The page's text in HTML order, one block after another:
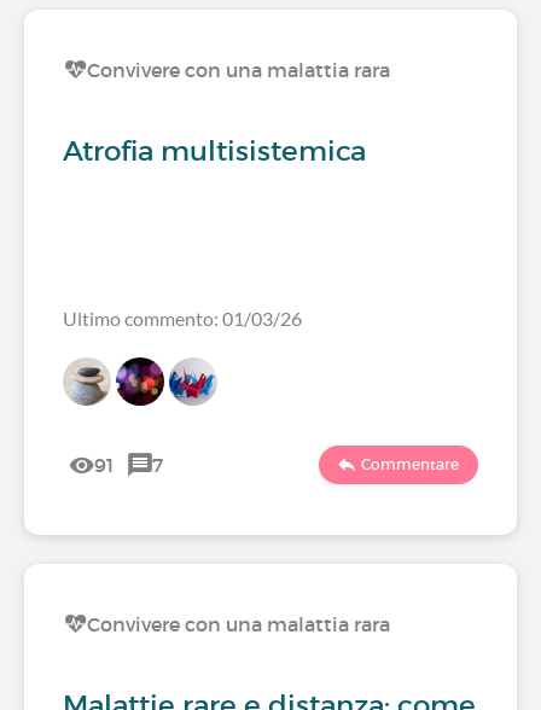
Convivere con una malattia rara
Atrofia multisistemica
Ultimo commento: 01/03/26
91 7 Commentare
Convivere con una malattia rara